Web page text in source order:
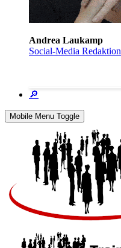
Andrea Laukamp
Social-Media Redaktion
🔎
Mobile Menu Toggle